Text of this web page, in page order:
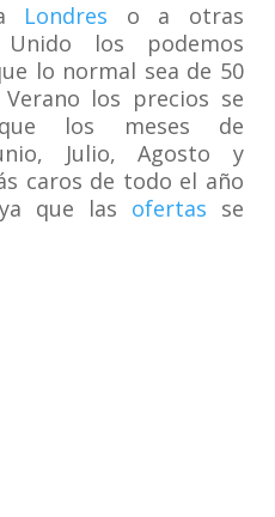
Londres o a otras
los podemos
lo normal sea de 50
los precios se
los meses de
Julio, Agosto y
caros de todo el año
que las ofertas se